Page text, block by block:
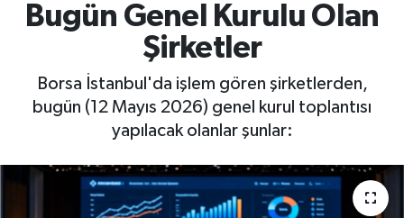
Bugün Genel Kurulu Olan
Şirketler
Borsa İstanbul'da işlem gören şirketlerden,
bugün (12 Mayıs 2026) genel kurul toplantısı
yapılacak olanlar şunlar:
Bitcoin
Şirket Haberleri
Borsa Gundem
Coin Isı Haritası